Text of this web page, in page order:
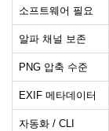
소프트웨어 필요
알파 채널 보존
PNG 압축 수준
EXIF 메타데이터
자동화 / CLI